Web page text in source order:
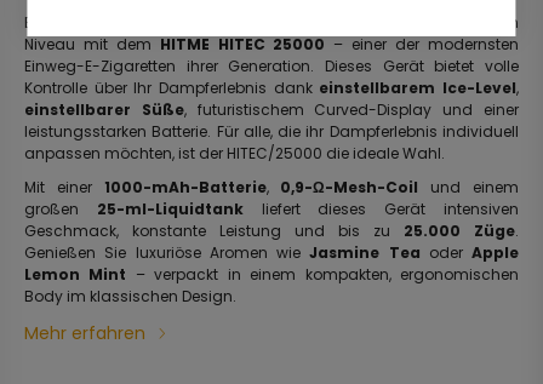
Erleben Sie personalisiertes Dampfen auf einem völlig neuen
Niveau mit dem HITME HITEC 25000 – einer der modernsten
Einweg-E-Zigaretten ihrer Generation. Dieses Gerät bietet volle
Kontrolle über Ihr Dampferlebnis dank einstellbarem Ice-Level,
einstellbarer Süße, futuristischem Curved-Display und einer
leistungsstarken Batterie. Für alle, die ihr Dampferlebnis individuell
anpassen möchten, ist der HITEC/25000 die ideale Wahl.
Mit einer 1000-mAh-Batterie, 0,9-Ω-Mesh-Coil und einem
großen 25-ml-Liquidtankliefert dieses Gerät intensiven
Geschmack, konstante Leistung und bis zu 25.000 Züge.
Genießen Sie luxuriöse Aromen wieJasmine Tea oder Apple
Lemon Mint – verpackt in einem kompakten, ergonomischen
Body im klassischen Design.
Mehr erfahren